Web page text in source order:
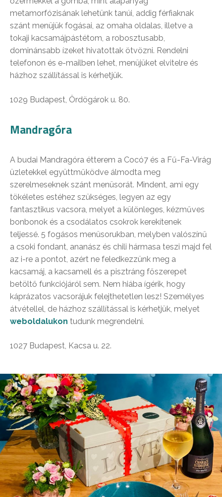
metamorfózisának lehetünk tanúi, addig férfiaknak
szánt menüjük fogásai, az omaha oldalas, illetve a
tokaji kacsamájpástétom, a robosztusabb,
dominánsabb ízeket hivatottak ötvözni. Rendelni
telefonon és e-mailben lehet, menüjüket elvitelre és
házhoz szállítással is kérhetjük.
1029 Budapest, Ördögárok u. 80.
Mandragóra
A budai Mandragóra étterem a Cocó7 és a Fű-Fa-Virág
üzletekkel együttműködve álmodta meg
szerelmeseknek szánt menüsorát. Mindent, ami egy
tökéletes estéhez szükséges, legyen az egy
fantasztikus vacsora, melyet a különleges, kézműves
bonbonok és a csodálatos csokrok kerekítenek
teljessé. 5 fogásos menüsorukban, melyben valószínű
a csoki fondant, ananász és chili hármasa teszi majd fel
az i-re a pontot, azért ne feledkezzünk meg a
kacsamáj, a kacsamell és a pisztráng főszerepet
betöltő funkciójáról sem. Nem hiába ígérik, hogy
káprázatos vacsorájuk felejthetetlen lesz! Személyes
átvétellel, de házhoz szállítással is kérhetjük, melyet
weboldalukon tudunk megrendelni.
1027 Budapest, Kacsa u. 22.